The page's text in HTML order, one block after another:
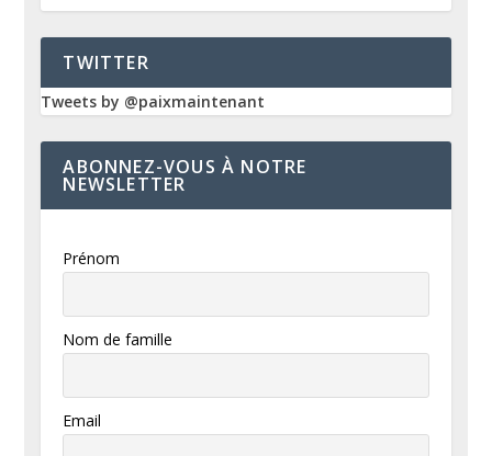
TWITTER
Tweets by @paixmaintenant
ABONNEZ-VOUS À NOTRE
NEWSLETTER
Prénom
Nom de famille
Email